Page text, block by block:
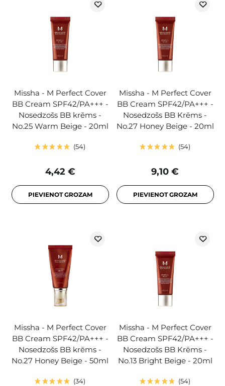
Missha - M Perfect Cover
BB Cream SPF42/PA+++ -
Nosedzošs BB krēms -
No.25 Warm Beige - 20ml
54
4,42 €
PIEVIENOT GROZAM
Missha - M Perfect Cover
BB Cream SPF42/PA+++ -
Nosedzošs BB Krēms -
No.27 Honey Beige - 20ml
54
9,10 €
PIEVIENOT GROZAM
Missha - M Perfect Cover
BB Cream SPF42/PA+++ -
Nosedzošs BB krēms -
No.27 Honey Beige - 50ml
34
Missha - M Perfect Cover
BB Cream SPF42/PA+++ -
Nosedzošs BB Krēms -
No.13 Bright Beige - 20ml
54